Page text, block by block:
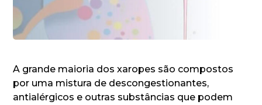
A grande maioria dos xaropes são compostos
por uma mistura de descongestionantes,
antialérgicos e outras substâncias que podem